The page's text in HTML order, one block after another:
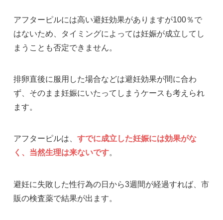
アフターピルには高い避妊効果がありますが100％で
はないため、タイミングによっては妊娠が成立してし
まうことも否定できません。
排卵直後に服用した場合などは避妊効果が間に合わ
ず、そのまま妊娠にいたってしまうケースも考えられ
ます。
アフターピルは、 すでに成立した妊娠には効果がな
く、当然生理は来ないです。
避妊に失敗した性行為の日から3週間が経過すれば、市
販の検査薬で結果が出ます。